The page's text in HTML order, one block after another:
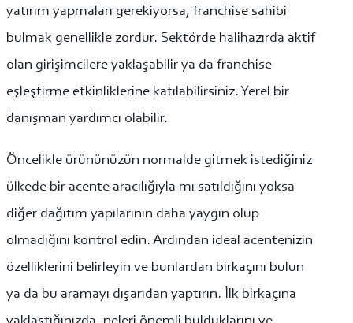
yatırım yapmaları gerekiyorsa, franchise sahibi
bulmak genellikle zordur. Sektörde halihazırda aktif
olan girişimcilere yaklaşabilir ya da franchise
eşleştirme etkinliklerine katılabilirsiniz. Yerel bir
danışman yardımcı olabilir.
Öncelikle ürününüzün normalde gitmek istediğiniz
ülkede bir acente aracılığıyla mı satıldığını yoksa
diğer dağıtım yapılarının daha yaygın olup
olmadığını kontrol edin. Ardından ideal acentenizin
özelliklerini belirleyin ve bunlardan birkaçını bulun
ya da bu aramayı dışarıdan yaptırın. İlk birkaçına